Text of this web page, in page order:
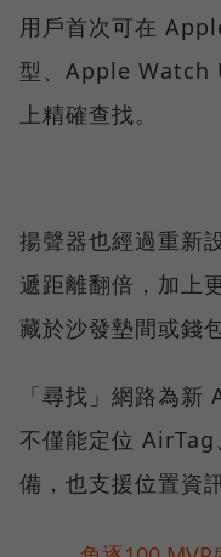
用戶首次可在
型、Apple Watch
上精確查找。
揚聲器也經過重新
遞距離翻倍，加上
藏於沙發墊間或錢
「尋找」網路為
不僅能定位 AirTag
備，也支援位置資